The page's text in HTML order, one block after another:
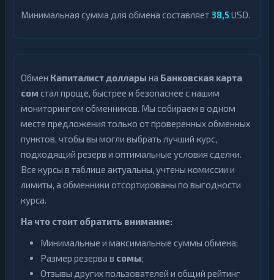
Минимальная сумма для обмена составляет 38,5 USD.
Обмен Капиталист доллары на Банковская карта
сом стал проще, быстрее и безопаснее с нашим
мониторингом обменников. Мы собираем в одном
месте предложения только от проверенных обменных
пунктов, чтобы вы могли выбрать лучший курс,
подходящий резерв и оптимальные условия сделки.
Все курсы в таблице актуальны, учтены комиссии и
лимиты, а обменники отсортированы по выгодности
курса.
На что стоит обратить внимание:
Минимальные и максимальные суммы обмена;
Размер резерва в сомы;
Отзывы других пользователей и общий рейтинг